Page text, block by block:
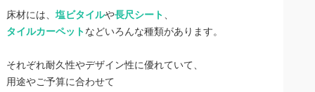
床材には、 塩ビタイルや長尺シート
タイルカーペットなどいろんな種類があります。
それぞれ耐久性やデザイン性に優れていて、
用途やご予算に合わせて